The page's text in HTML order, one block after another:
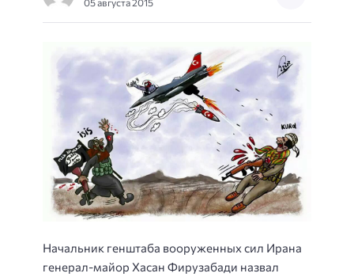
05 августа 2015
Начальник генштаба вооруженных сил Ирана
генерал-майор Хасан Фирузабади назвал